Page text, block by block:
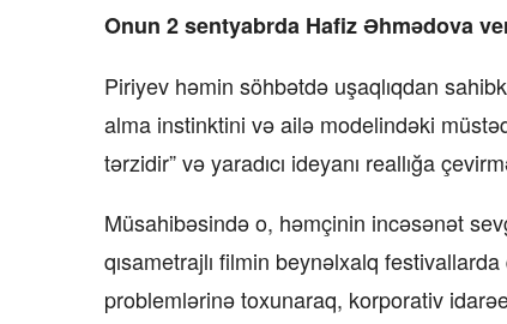
Onun 2 sentyabrda Hafiz Əhmədova
Piriyev həmin söhbətdə uşaqlıqdan
alma instinktini və ailə modelindəki
tərzidir” və yaradıcı ideyanı reallığa
Müsahibəsində o, həmçinin incəsənət
qısametrajlı filmin beynəlxalq
problemlərinə toxunaraq, korporativ